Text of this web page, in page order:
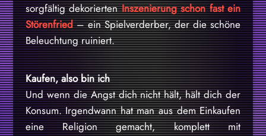
sorgfältig dekoriertenInszenierung schon fast ein
Störenfried– ein Spielverderber, der die schöne
Beleuchtung ruiniert.
Kaufen, also bin ich
Und wenn die Angst dich nicht hält, hält dich der
Konsum. Irgendwann hat man aus dem Einkaufen
eine Religion gemacht, komplett mit